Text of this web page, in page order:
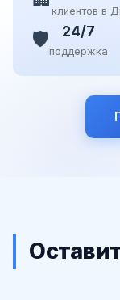
клиентов в
🛡️ 24/7
поддержка